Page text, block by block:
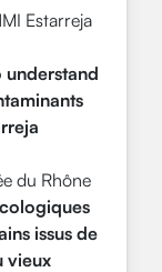
Estarreja
du Rhône
issus de
vieux